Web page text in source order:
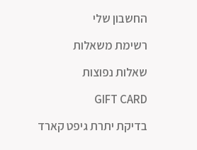
החשבון שלי
רשימת משאלות
שאלות נפוצות
GIFT CARD
בדיקת יתרת גיפט קארד